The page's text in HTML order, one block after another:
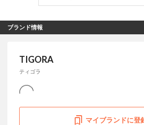
ブランド情報
TIGORA
ティゴラ
マイブランドに登